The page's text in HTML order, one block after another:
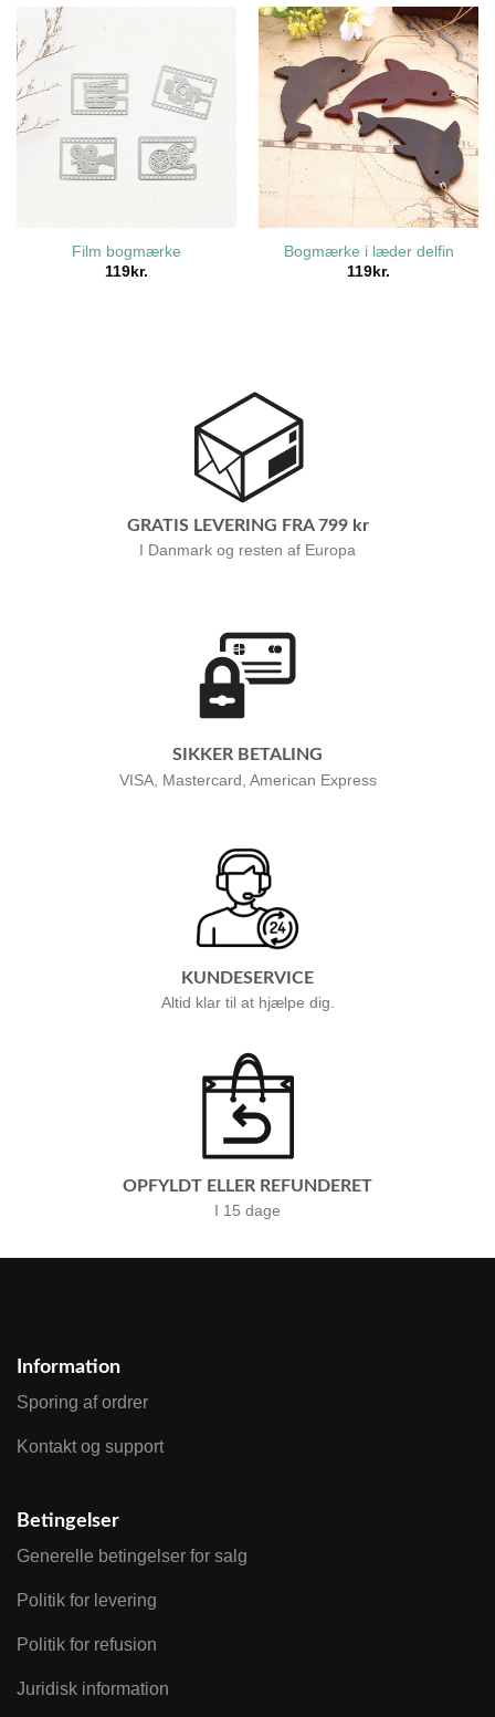
Film bogmærke
119 kr.
Bogmærke i læder delfin
119 kr.
GRATIS LEVERING FRA 799 kr
I Danmark og resten af Europa
SIKKER BETALING
VISA, Mastercard, American Express
KUNDESERVICE
Altid klar til at hjælpe dig.
OPFYLDT ELLER REFUNDERET
I 15 dage
Information
Sporing af ordrer
Kontakt og support
Betingelser
Generelle betingelser for salg
Politik for levering
Politik for refusion
Juridisk information